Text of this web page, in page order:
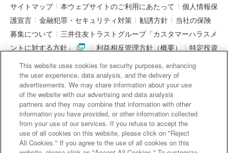
サイトマップ 本ウェブサイトのご利用にあたって
個人情報保
護宣言
金融犯罪・セキュリティ対策 勧誘方針
当社の保険
募集について
三井住友トラストグループ「カスタマーハラスメ
ントに対する方針」
利益相反管理方針（概要）
特定投資
家制度に関する期限日
電子決済等代行業者との連携について
「マネー・ローンダリング及びテロ資金供与対策に関するガイド
ライン」を踏まえた取り組み
アクセシビリティについて
契約代理業・銀行代理業・外国銀行代理業務について
金銭債権
等と預金等との誤認防止について
This website uses cookies for security purposes, enhancing
the user experience, data analysis, and the delivery of
advertisements. We may share information about your use
of the website with our advertising and data analysis
partners and they may combine that information with other
information you have provided, or other information collected
from your use of our services. If you refuse to accept the
use of all cookies on this website, please click on "Reject
All Cookies." If you agree to the use of all cookies on this